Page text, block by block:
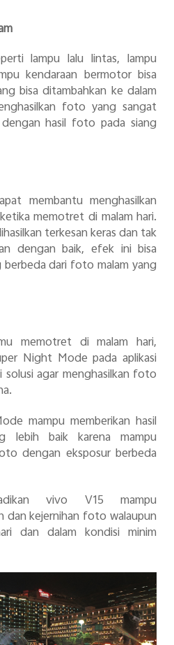
lampu lalu lintas, lampu
kendaraan bermotor bisa
bisa ditambahkan ke dalam
foto yang sangat
hasil foto pada siang
membantu menghasilkan
memotret di malam hari.
terkesan keras dan tak
dengan baik, efek ini bisa
dari foto malam yang
memotret di malam hari,
Night Mode pada aplikasi
solusi agar menghasilkan foto
mampu memberikan hasil
lebih baik karena mampu
dengan eksposur berbeda
vivo V15 mampu
dan kejernihan foto walaupun
dan dalam kondisi minim